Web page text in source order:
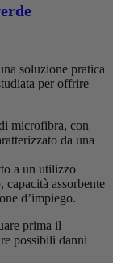
soluzione pratica
per offrire
microfibra, con
da una
a un utilizzo
capacità assorbente
d’impiego.
prima il
possibili danni